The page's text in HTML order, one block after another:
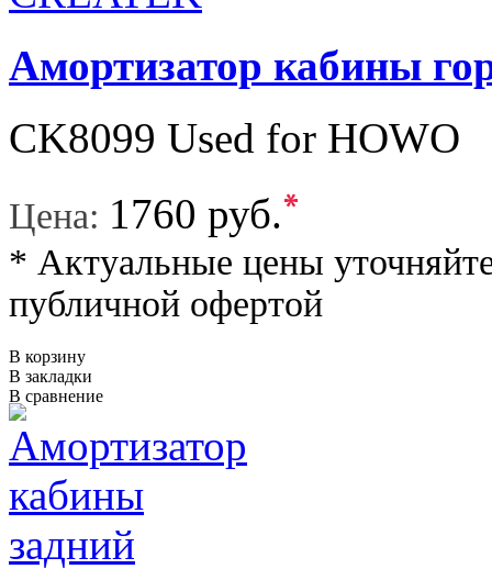
Амортизатор кабины
CK8099 Used for HOWO
Цена: 1760 руб.*
* Актуальные цены
публичной офертой
В корзину
В закладки
В сравнение